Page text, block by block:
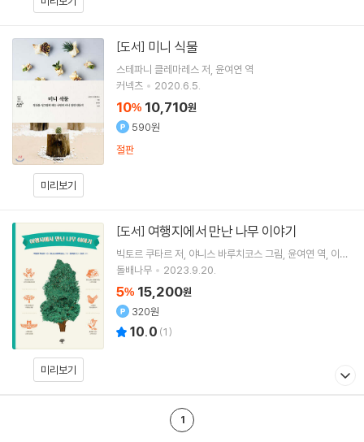
미리보기
[도서] 미니 식물
스테파니 클레마레스저 윤여연 역
커넥츠
2020.6.5.
10% 10,710원
590원
절판
미리보기
[도서] 여행지에서 만난 나무 이야기
빅토르 쿠타르 저 야니스 바루치코스 그림 윤여연 역 이선
감수
돌배나무 2023.9.20.
5% 15,200원
320원
10.0 (1)
1